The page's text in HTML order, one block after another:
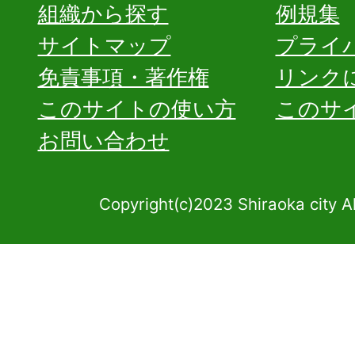
組織から探す
例規集
サイトマップ
プライ
免責事項・著作権
リンク
このサイトの使い方
このサ
お問い合わせ
Copyright(c)2023 Shiraoka city